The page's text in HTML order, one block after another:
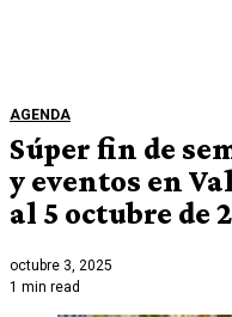
AGENDA
Súper fin de
y eventos en
al 5 octubre de
octubre 3, 2025
1 min read